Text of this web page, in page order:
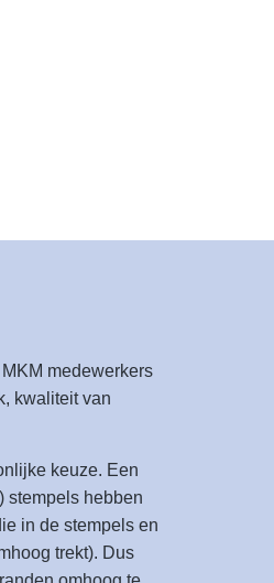
medewerkers
kwaliteit van
keuze. Een
stempels hebben
in de stempels en
trekt). Dus